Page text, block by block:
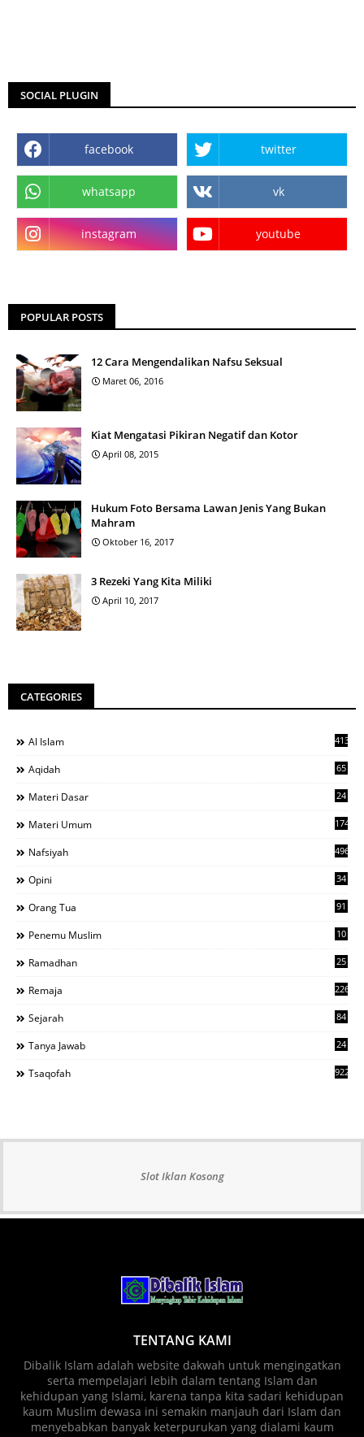
SOCIAL PLUGIN
facebook twitter
whatsapp vk
instagram youtube
POPULAR POSTS
12 Cara Mengendalikan Nafsu Seksual
Maret 06, 2016
Kiat Mengatasi Pikiran Negatif dan Kotor
April 08, 2015
Hukum Foto Bersama Lawan Jenis Yang Bukan
Mahram
Oktober 16, 2017
3 Rezeki Yang Kita Miliki
April 10, 2017
CATEGORIES
Al Islam 413
Aqidah 65
Materi Dasar 24
Materi Umum 1742
Nafsiyah 496
Opini 34
Orang Tua 91
Penemu Muslim 10
Ramadhan 25
Remaja 226
Sejarah 84
Tanya Jawab 24
Tsaqofah 922
Slot Iklan Kosong
TENTANG KAMI
Dibalik Islam adalah website dakwah untuk mengingatkan
serta mempelajari lebih dalam tentang Islam dan
kehidupan yang Islami, karena tanpa kita sadari kehidupan
kaum Muslim dewasa ini semakin manjauh dari Islam dan
menyebabkan banyak keterpurukan yang dialami kaum